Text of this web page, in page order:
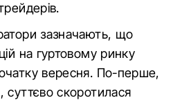
зазначають, що
на гуртовому ринку
вересня. По-перше,
суттєво скоротилася